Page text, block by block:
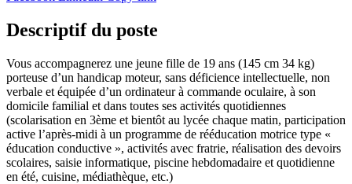
Descriptif du poste
Vous accompagnerez une jeune fille de 19 ans (145 cm 34 kg)
porteuse d’un handicap moteur, sans déficience intellectuelle, non
verbale et équipée d’un ordinateur à commande oculaire, à son
domicile familial et dans toutes ses activités quotidiennes
(scolarisation en 3ème et bientôt au lycée chaque matin, participation
active l’après-midi à un programme de rééducation motrice type «
éducation conductive », activités avec fratrie, réalisation des devoirs
scolaires, saisie informatique, piscine hebdomadaire et quotidienne
en été, cuisine, médiathèque, etc.)